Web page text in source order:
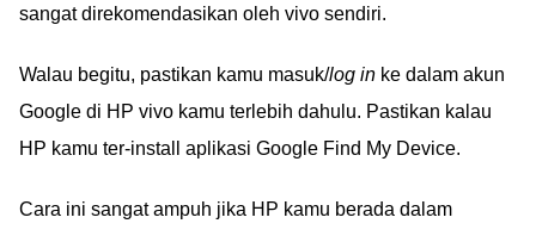
sangat direkomendasikan oleh vivo sendiri.
Walau begitu, pastikan kamu masuk/log in ke dalam akun
Google di HP vivo kamu terlebih dahulu. Pastikan kalau
HP kamu ter-install aplikasi Google Find My Device.
Cara ini sangat ampuh jika HP kamu berada dalam